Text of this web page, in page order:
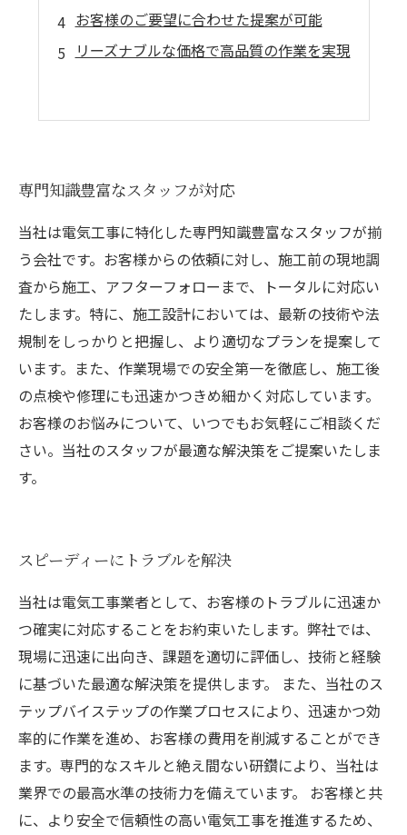
お客様のご要望に合わせた提案が可能
リーズナブルな価格で高品質の作業を実現
専門知識豊富なスタッフが対応
当社は電気工事に特化した専門知識豊富なスタッフが揃
う会社です。お客様からの依頼に対し、施工前の現地調
査から施工、アフターフォローまで、トータルに対応い
たします。特に、施工設計においては、最新の技術や法
規制をしっかりと把握し、より適切なプランを提案して
います。また、作業現場での安全第一を徹底し、施工後
の点検や修理にも迅速かつきめ細かく対応しています。
お客様のお悩みについて、いつでもお気軽にご相談くだ
さい。当社のスタッフが最適な解決策をご提案いたしま
す。
スピーディーにトラブルを解決
当社は電気工事業者として、お客様のトラブルに迅速か
つ確実に対応することをお約束いたします。弊社では、
現場に迅速に出向き、課題を適切に評価し、技術と経験
に基づいた最適な解決策を提供します。 また、当社のス
テップバイステップの作業プロセスにより、迅速かつ効
率的に作業を進め、お客様の費用を削減することができ
ます。専門的なスキルと絶え間ない研鑽により、当社は
業界での最高水準の技術力を備えています。 お客様と共
に、より安全で信頼性の高い電気工事を推進するため、